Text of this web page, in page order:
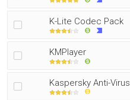
K-Lite Codec Pack
KMPlayer
Kaspersky Anti-Virus